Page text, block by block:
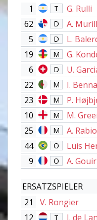
1 T G. Rulli
62 D A.
5 D L.
19 M G.
6 D U.
22 M I.
23 M P.
10 M M.
25 M A.
44 O Luis
9 O A.
ERSATZSPIELER
21
V. Rongier
12 T
J. de